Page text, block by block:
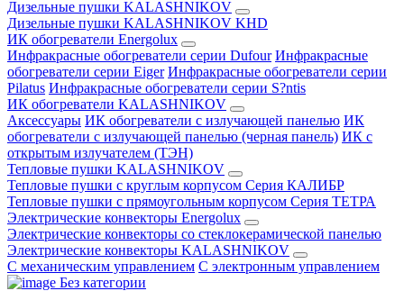
Дизельные пушки KALASHNIKOV
Дизельные пушки KALASHNIKOV KHD
ИК обогреватели Energolux
Инфракрасные обогреватели серии Dufour Инфракрасные
обогреватели серии Eiger Инфракрасные обогреватели серии
Pilatus Инфракрасные обогреватели серии S?ntis
ИК обогреватели KALASHNIKOV
Аксессуары ИК обогреватели с излучающей панелью ИК
обогреватели с излучающей панелью (черная панель) ИК с
открытым излучателем (ТЭН)
Тепловые пушки KALASHNIKOV
Тепловые пушки с круглым корпусом Серия КАЛИБР
Тепловые пушки с прямоугольным корпусом Серия ТЕТРА
Электрические конвекторы Energolux
Электрические конвекторы со стеклокерамической панелью
Электрические конвекторы KALASHNIKOV
С механическим управлением С электронным управлением
Без категории